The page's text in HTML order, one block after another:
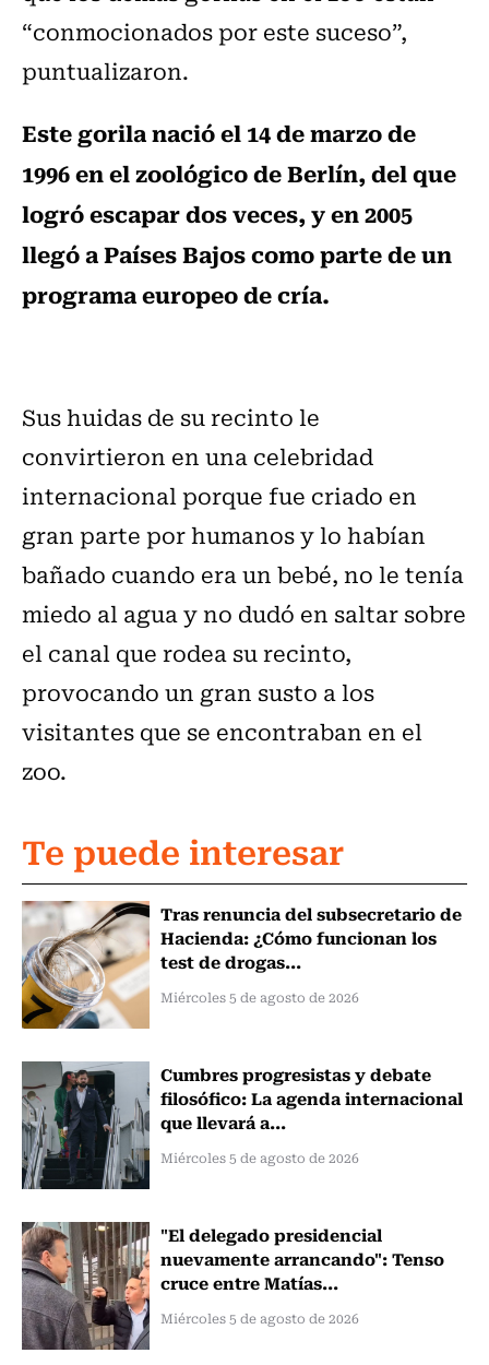
“conmocionados por este suceso”,
puntualizaron.
Este gorila nació el 14 de marzo de
1996 en el zoológico de Berlín, del que
logró escapar dos veces, y en 2005
llegó a Países Bajos como parte de un
programa europeo de cría.
Sus huidas de su recinto le
convirtieron en una celebridad
internacional porque fue criado en
gran parte por humanos y lo habían
bañado cuando era un bebé, no le tenía
miedo al agua y no dudó en saltar sobre
el canal que rodea su recinto,
provocando un gran susto a los
visitantes que se encontraban en el
zoo.
Te puede interesar
Tras renuncia del subsecretario de
Hacienda: ¿Cómo funcionan los
test de drogas...
Miércoles 5 de agosto de 2026
Cumbres progresistas y debate
filosófico: La agenda internacional
que llevará a...
Miércoles 5 de agosto de 2026
"El delegado presidencial
nuevamente arrancando": Tenso
cruce entre Matías...
Miércoles 5 de agosto de 2026